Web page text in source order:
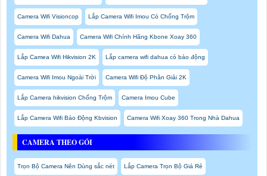
Camera Wifi Visioncop Lắp Camera Wifi Imou Có Chống Trộm
Camera Wifi Dahua Camera Wifi Chính Hãng Kbone Xoay 360
Lắp Camea Wifi Hikvision 2K Lắp camera wifi dahua có báo động
Camera Wifi Imou Ngoài Trời Camera Wifi Độ Phân Giải 2K
Lắp Camera hikvision Chống Trộm Camera Imou Cube
Lắp Camera Wifi Báo Động Kbvision Camera Wifi Xoay 360 Trong Nhà Dahua
CAMERA THEO GÓI
Trọn Bộ Camera Nên Dùng sắc nét Lắp Camera Trọn Bộ Giá Rẻ